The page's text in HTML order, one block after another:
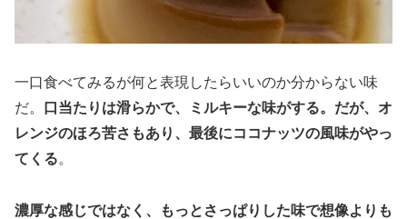
一口食べてみるが何と表現したらいいのか分からない味
だ。
口当たりは滑らかで、ミルキーな味がする。だが、オ
レンジのほろ苦さもあり、最後にココナッツの風味がやっ
てくる。
濃厚な感じではなく、もっとさっぱりした味で想像よりも